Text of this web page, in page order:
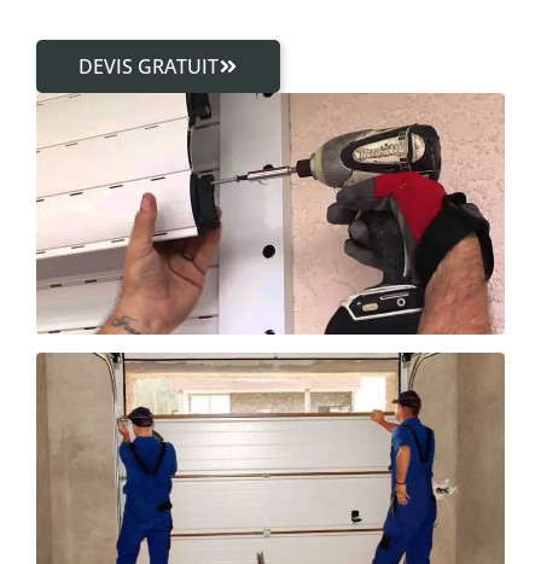
DEVIS GRATUIT